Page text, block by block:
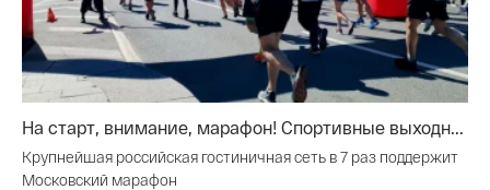
На старт, внимание, марафон! Спортивные выходн...
Крупнейшая российская гостиничная сеть в 7 раз поддержит
Московский марафон